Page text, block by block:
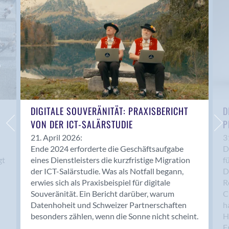
Anwil
Appenzell
Au SG
Baar
Baden
Balsthal
Balzers
Basel
Bassersdorf
Belp
Bendern
Benken (SG)
Bergdietikon
Berlin
Bern
Bern - Liebefeld
DIGITALE SOUVERÄNITÄT: PRAXISBERICHT
VON DER ICT-SALÄRSTUDIE
21. April 2026:
Ende 2024 erforderte die Geschäftsaufgabe
eines Dienstleisters die kurzfristige Migration
der ICT-Salärstudie. Was als Notfall begann,
erwies sich als Praxisbeispiel für digitale
Souveränität. Ein Bericht darüber, warum
Datenhoheit und Schweizer Partnerschaften
besonders zählen, wenn die Sonne nicht scheint.